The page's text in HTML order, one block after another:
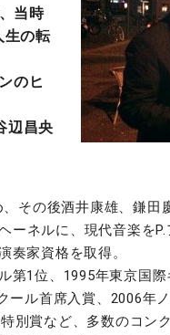
当時
生の転
のヒ
辺昌央
その後酒井康雄、鎌田
ネルに、現代音楽を
奏家資格を取得。
1位、1995年東京国
ル首席入賞、2006年
別賞など、多数のコンク